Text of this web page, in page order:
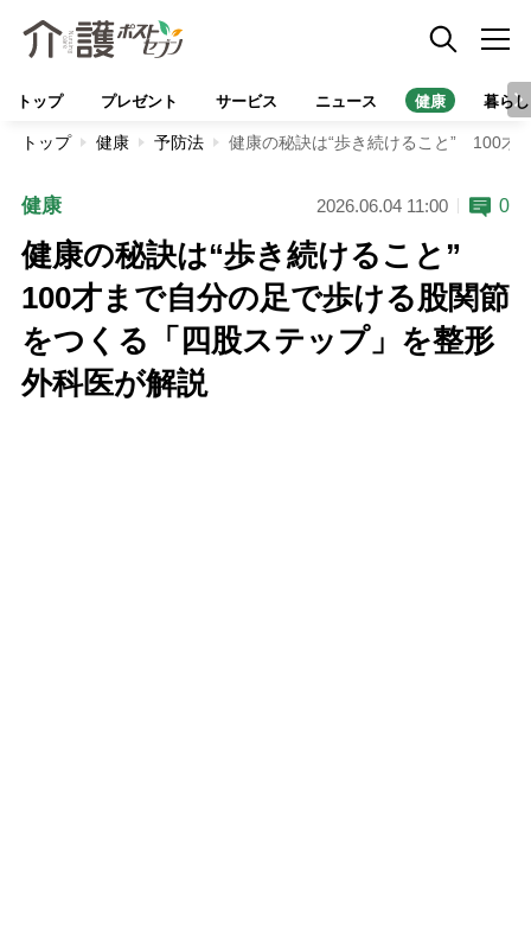
トップ プレゼント サービス ニュース 健康 暮らし
トップ 健康 予防法 健康の秘訣は“歩き続けること” 100才
健康 2026.06.04 11:00 0
健康の秘訣は“歩き続けること”
100才まで自分の足で歩ける股関節
をつくる「四股ステップ」を整形
外科医が解説